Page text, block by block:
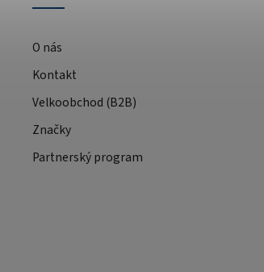
O nás
Kontakt
Velkoobchod (B2B)
Značky
Partnerský program